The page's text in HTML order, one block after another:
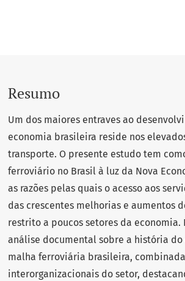
Resumo
Um dos maiores entraves ao
economia brasileira reside nos
transporte. O presente estudo tem
ferroviário no Brasil à luz da Nova
as razões pelas quais o acesso aos
das crescentes melhorias e aumentos
restrito a poucos setores da
análise documental sobre a história
malha ferroviária brasileira,
interorganizacionais do setor,